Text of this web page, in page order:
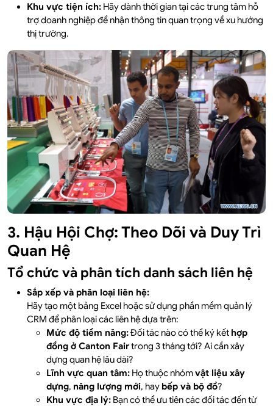
Khu vực tiện ích: Hãy dành thời gian tại các trung tâm hỗ
trợ doanh nghiệp để nhận thông tin quan trọng về xu hướng
thị trường.
3. Hậu Hội Chợ: Theo Dõi và Duy Trì
Quan Hệ
Tổ chức và phân tích danh sách liên hệ
Sắp xếp và phân loại liên hệ:
Hãy tạo một bảng Excel hoặc sử dụng phần mềm quản lý
CRM để phân loại các liên hệ dựa trên:
Mức độ tiềm năng:Đối tác nào có thể ký kết hợp
đồng ở Canton Fairtrong 3 tháng tới? Ai cần xây
dựng quan hệ lâu dài?
Lĩnh vực quan tâm: Họ thuộc nhómvật liệu xây
dựng, năng lượng mới, hay bếp và bộ đồ?
Khu vực địa lý: Bạn có thể ưu tiên các đối tác đến từ